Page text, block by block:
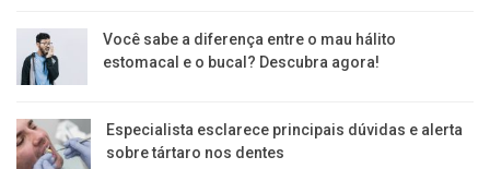
Você sabe a diferença entre o mau hálito
estomacal e o bucal? Descubra agora!
Especialista esclarece principais dúvidas e alerta
sobre tártaro nos dentes